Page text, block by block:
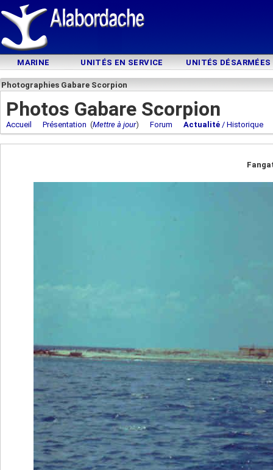
MARINE UNITÉS EN SERVICE UNITÉS DÉSARMÉES
Photographies Gabare Scorpion
Photos Gabare Scorpion
Accueil Présentation (Mettre à jour) Forum Actualité / Historique